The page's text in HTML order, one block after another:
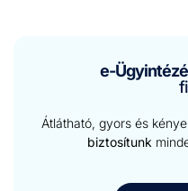
e-
Átlátható, gyors és
biztosítunk